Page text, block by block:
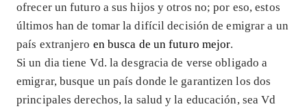
ofrecer un futuro a sus hijos y otros no; por eso, estos
últimos han de tomar la difícil decisión de emigrar a un
país extranjero en busca de un futuro mejor.
Si un dia tiene Vd. la desgracia de verse obligado a
emigrar, busque un país donde le garantizen los dos
principales derechos, la salud y la educación, sea Vd